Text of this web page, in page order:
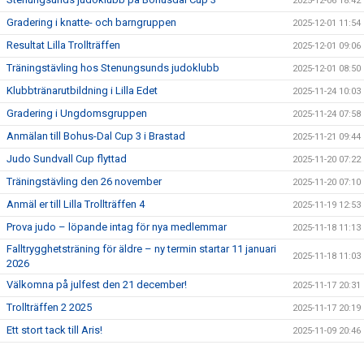
Gradering i knatte- och barngruppen 2025-12-01 11:54
Resultat Lilla Trollträffen 2025-12-01 09:06
Träningstävling hos Stenungsunds judoklubb 2025-12-01 08:50
Klubbtränarutbildning i Lilla Edet 2025-11-24 10:03
Gradering i Ungdomsgruppen 2025-11-24 07:58
Anmälan till Bohus-Dal Cup 3 i Brastad 2025-11-21 09:44
Judo Sundvall Cup flyttad 2025-11-20 07:22
Träningstävling den 26 november 2025-11-20 07:10
Anmäl er till Lilla Trollträffen 4 2025-11-19 12:53
Prova judo – löpande intag för nya medlemmar 2025-11-18 11:13
Falltrygghetsträning för äldre – ny termin startar 11 januari
2026
2025-11-18 11:03
Välkomna på julfest den 21 december! 2025-11-17 20:31
Trollträffen 2 2025 2025-11-17 20:19
Ett stort tack till Aris! 2025-11-09 20:46